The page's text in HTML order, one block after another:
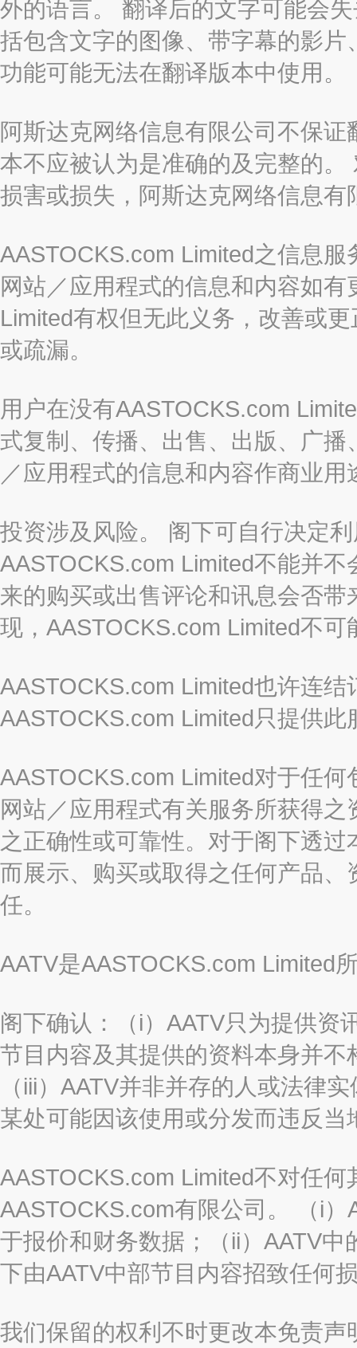
外的语言。 翻译后的文字可能会
括包含文字的图像、带字幕的影
功能可能无法在翻译版本中使用。
阿斯达克网络信息有限公司不保
本不应被认为是准确的及完整的
损害或损失，阿斯达克网络信息
AASTOCKS.com Limited之信息
网站／应用程式的信息和内容如
Limited有权但无此义务，改善或
或疏漏。
用户在没有AASTOCKS.com
式复制、传播、出售、出版、广
／应用程式的信息和内容作商业用
投资涉及风险。 阁下可自行决定
AASTOCKS.com Limited不能并
来的购买或出售评论和讯息会否
现，AASTOCKS.com Limited不
AASTOCKS.com Limited也许连
AASTOCKS.com Limited只提供
AASTOCKS.com Limited对于任
网站／应用程式有关服务所获得
之正确性或可靠性。对于阁下透
而展示、购买或取得之任何产品
任。
AATV是AASTOCKS.com Limited
阁下确认：（i）AATV只为提供资
节目内容及其提供的资料本身并
（iii）AATV并非并存的人或法律
某处可能因该使用或分发而违反当
AASTOCKS.com Limited不对任
AASTOCKS.com有限公司。 （i
于报价和财务数据；（ii）AATV
下由AATV中部节目内容招致任何
我们保留的权利不时更改本免责